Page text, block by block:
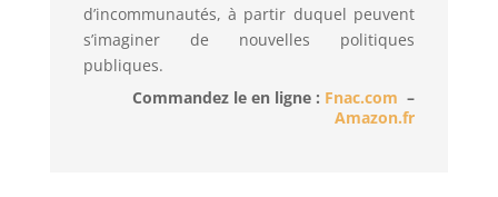
d’incommunautés, à partir duquel peuvent
s’imaginer de nouvelles politiques
publiques.
Commandez le en ligne : Fnac.com –
Amazon.fr